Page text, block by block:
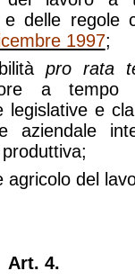
delle regole
1997;
pro rata
a tempo
legislative e
aziendale
del
Art. 4.